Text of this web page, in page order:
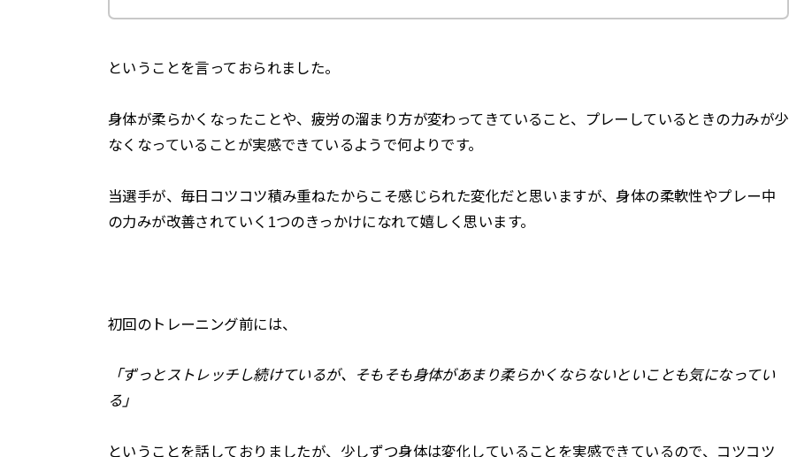
ということを言っておられました。
身体が柔らかくなったことや、疲労の溜まり方が変わってきていること、プレーしているときの力みが少
なくなっていることが実感できているようで何よりです。
当選手が、毎日コツコツ積み重ねたからこそ感じられた変化だと思いますが、身体の柔軟性やプレー中
の力みが改善されていく1つのきっかけになれて嬉しく思います。
初回のトレーニング前には、
「ずっとストレッチし続けているが、そもそも身体があまり柔らかくならないといことも気になってい
る」
ということを話しておりましたが、少しずつ身体は変化していることを実感できているので、コツコツ